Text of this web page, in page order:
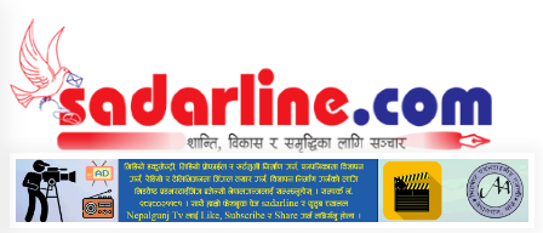
content
News For Nepal